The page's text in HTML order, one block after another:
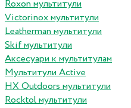
Roxon мультитули
Victorinox мультитули
Leatherman мультитули
Skif мультитули
Аксесуари к мультитулам
Мультитули Active
HX Outdoors мультитули
Rocktol мультитули